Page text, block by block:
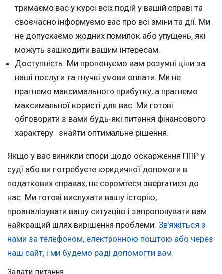
тримаємо вас у курсі всіх подій у вашій справі та
своєчасно інформуємо вас про всі зміни та дії. Ми
не допускаємо жодних помилок або упущень, які
можуть зашкодити вашим інтересам.
Доступність. Ми пропонуємо вам розумні ціни за
наші послуги та гнучкі умови оплати. Ми не
прагнемо максимального прибутку, а прагнемо
максимальної користі для вас. Ми готові
обговорити з вами будь-які питання фінансового
характеру і знайти оптимальне рішення.
Якщо у вас виникли спори щодо оскарження ППР у
суді або ви потребуєте юридичної допомоги в
податкових справах, не соромтеся звертатися до
нас. Ми готові вислухати вашу історію,
проаналізувати вашу ситуацію і запропонувати вам
найкращий шлях вирішення проблеми. Зв'яжіться з
нами за телефоном, електронною поштою або через
наш сайт, і ми будемо раді допомогти вам
Задати питання